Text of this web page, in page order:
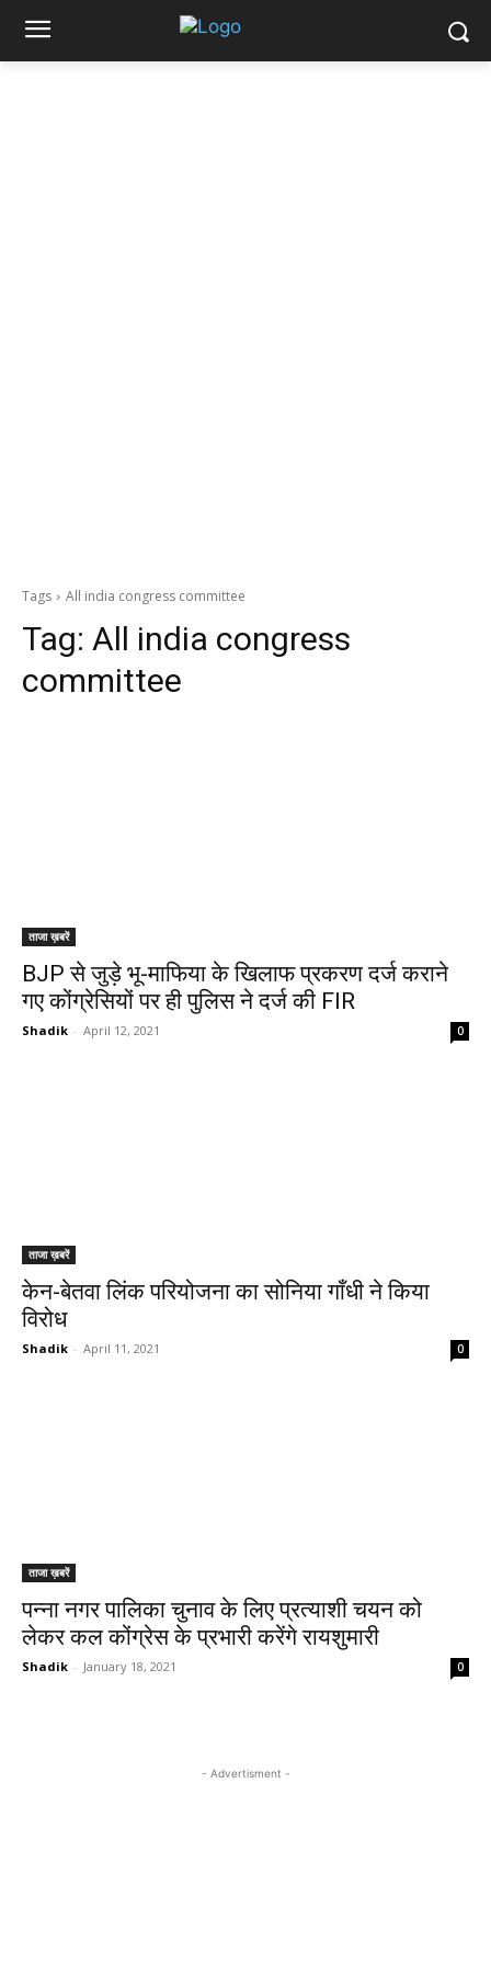
Tags All india congress committee
Tag: All india congress
committee
ताजा ख़बरें
BJP से जुड़े भू-माफिया के खिलाफ प्रकरण दर्ज कराने
गए कोंग्रेसियों पर ही पुलिस ने दर्ज की FIR
Shadik - April 12, 2021 0
ताजा ख़बरें
केन-बेतवा लिंक परियोजना का सोनिया गाँधी ने किया
विरोध
Shadik - April 11, 2021 0
ताजा ख़बरें
पन्ना नगर पालिका चुनाव के लिए प्रत्याशी चयन को
लेकर कल कोंग्रेस के प्रभारी करेंगे रायशुमारी
Shadik - January 18, 2021 0
- Advertisment -